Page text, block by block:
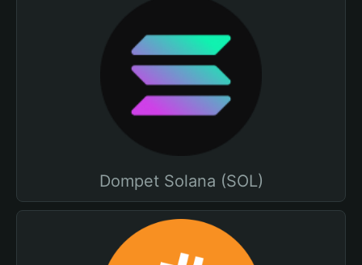
Dompet Solana (SOL)